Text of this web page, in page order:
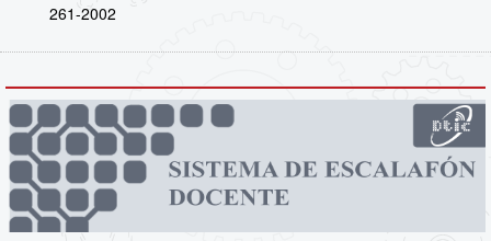
261-2002